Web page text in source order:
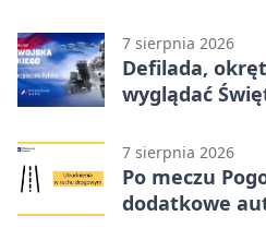
7 sierpnia 2026
Defilada,
wyglądać
7 sierpnia 2026
Po meczu
dodatkowe